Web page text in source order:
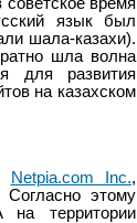
язык был
шала-казахи).
шла волна
для развития
на казахском
Netpia.сom Inc.,
этому
на территории